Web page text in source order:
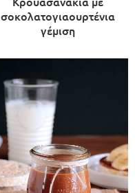
σοκολατογιαουρτένια
γέμιση